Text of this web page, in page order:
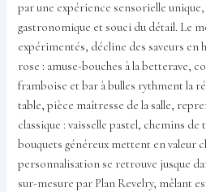
par une expérience sensorielle
gastronomique et souci du détail. Le
expérimentés, décline des saveurs en
rose : amuse-bouches à la betterave,
framboise et bar à bulles rythment la
table, pièce maîtresse de la salle,
classique : vaisselle pastel, chemins de
bouquets généreux mettent en valeur
personnalisation se retrouve jusque
sur-mesure par Plan Revelry, mêlant